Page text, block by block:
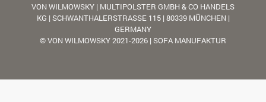
VON WILMOWSKY | MULTIPOLSTER GMBH & CO HANDELS
KG | SCHWANTHALERSTRASSE 115 | 80339 MÜNCHEN |
GERMANY
© VON WILMOWSKY 2021-2026 | SOFA MANUFAKTUR